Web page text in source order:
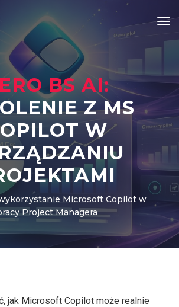
BS AI:
Z MS
W
Microsoft Copilot w
Project Managera
jak Microsoft Copilot może realnie